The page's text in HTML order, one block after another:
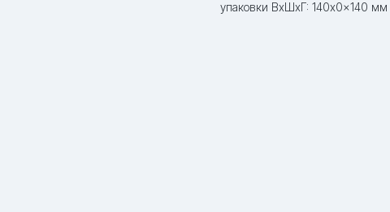
упаковки ВxШxГ: 140x0x140 мм